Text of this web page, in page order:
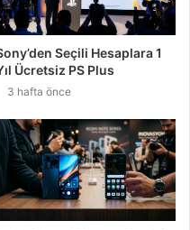
Seçili Hesaplara 1
Ücretsiz PS Plus
3 hafta önce